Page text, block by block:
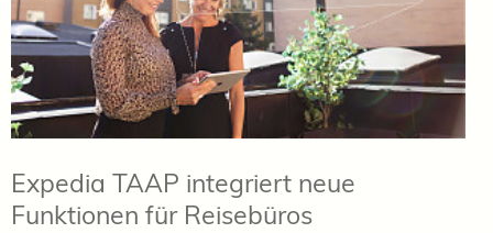
Expedia TAAP integriert neue
Funktionen für Reisebüros